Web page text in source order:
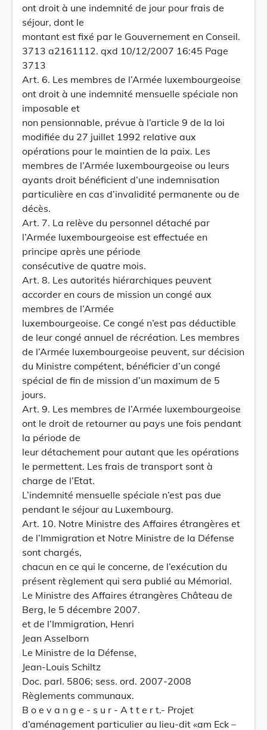
ont droit à une indemnité de jour pour frais de
séjour, dont le
montant est fixé par le Gouvernement en Conseil.
3713 a2161112. qxd 10/12/2007 16:45 Page
3713
Art. 6. Les membres de l’Armée luxembourgeoise
ont droit à une indemnité mensuelle spéciale non
imposable et
non pensionnable, prévue à l’article 9 de la loi
modifiée du 27 juillet 1992 relative aux
opérations pour le maintien de la paix. Les
membres de l’Armée luxembourgeoise ou leurs
ayants droit bénéficient d’une indemnisation
particulière en cas d’invalidité permanente ou de
décès.
Art. 7. La relève du personnel détaché par
l’Armée luxembourgeoise est effectuée en
principe après une période
consécutive de quatre mois.
Art. 8. Les autorités hiérarchiques peuvent
accorder en cours de mission un congé aux
membres de l’Armée
luxembourgeoise. Ce congé n’est pas déductible
de leur congé annuel de récréation. Les membres
de l’Armée luxembourgeoise peuvent, sur décision
du Ministre compétent, bénéficier d’un congé
spécial de fin de mission d’un maximum de 5
jours.
Art. 9. Les membres de l’Armée luxembourgeoise
ont le droit de retourner au pays une fois pendant
la période de
leur détachement pour autant que les opérations
le permettent. Les frais de transport sont à
charge de l’Etat.
L’indemnité mensuelle spéciale n’est pas due
pendant le séjour au Luxembourg.
Art. 10. Notre Ministre des Affaires étrangères et
de l’Immigration et Notre Ministre de la Défense
sont chargés,
chacun en ce qui le concerne, de l’exécution du
présent règlement qui sera publié au Mémorial.
Le Ministre des Affaires étrangères Château de
Berg, le 5 décembre 2007.
et de l’Immigration, Henri
Jean Asselborn
Le Ministre de la Défense,
Jean-Louis Schiltz
Doc. parl. 5806; sess. ord. 2007-2008
Règlements communaux.
B o e v a n g e - s u r - A t t e r t.- Projet
d’aménagement particulier au lieu-dit «am Eck –